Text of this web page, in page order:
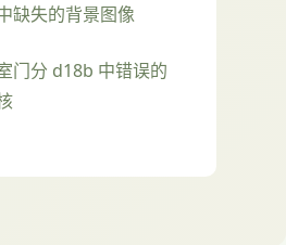
缺失的背景图像
门分 d18b 中错误的